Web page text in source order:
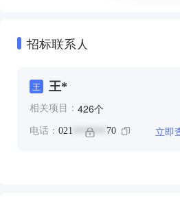
招标联系人
王 王*
相关项目： 426个
电话： 021 ******* 70 立即